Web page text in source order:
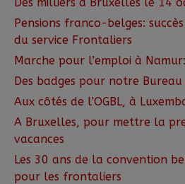
Pensions franco-belges:
du service Frontaliers
Marche pour l’emploi à
Des badges pour notre Bureau
Aux côtés de l’OGBL, à
A Bruxelles, pour mettre la
vacances
Les 30 ans de la convention
pour les frontaliers